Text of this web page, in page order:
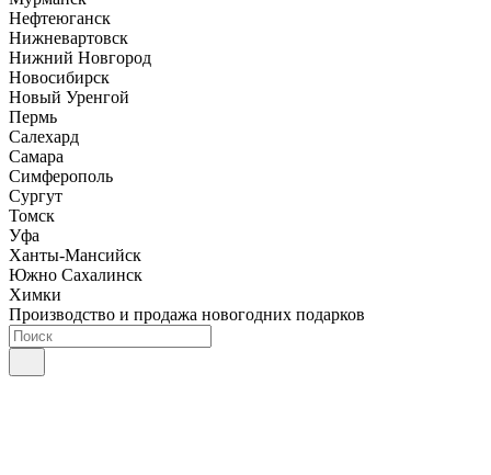
Нефтеюганск
Нижневартовск
Нижний Новгород
Новосибирск
Новый Уренгой
Пермь
Салехард
Самара
Симферополь
Сургут
Томск
Уфа
Ханты-Мансийск
Южно Сахалинск
Химки
Производство и продажа новогодних подарков